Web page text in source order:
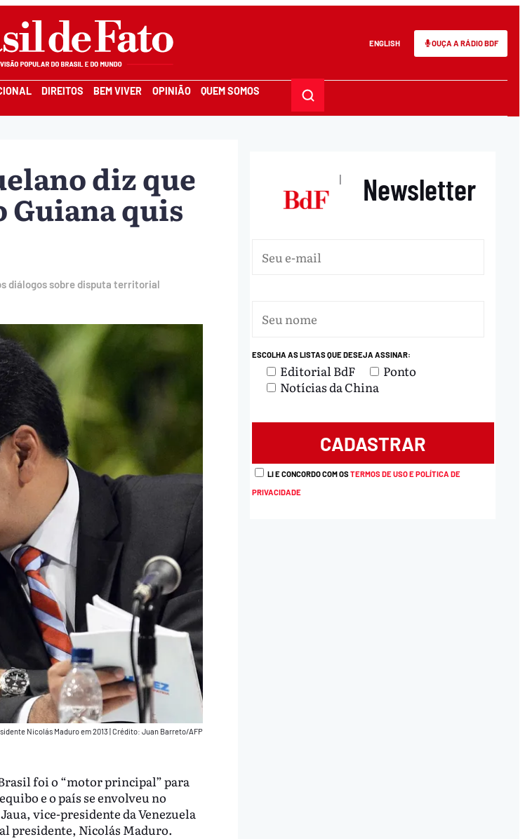
ENGLISH OUÇA A RÁDIO BDF
DIREITOS BEM VIVER OPINIÃO QUEM SOMOS
diz que
Guiana quis
diálogos sobre disputa territorial
Nicolás Maduro em 2013 Crédito: Juan Barreto/AFP
foi o “motor principal” para
e o país se envolveu no
vice-presidente da Venezuela
presidente, Nicolás Maduro.
| Newsletter
ESCOLHA AS LISTAS QUE DESEJA ASSINAR:
Editorial BdF
Ponto
Notícias da China
LI E CONCORDO COM OSTERMOS DE USO E POLÍTICA DE
PRIVACIDADE